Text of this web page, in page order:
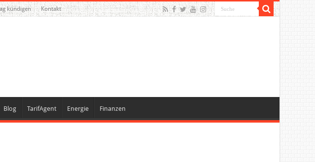
kündigen Kontakt
Blog TarifAgent Energie Finanzen